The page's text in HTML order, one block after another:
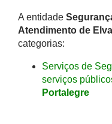
A entidade
Atendimento de
categorias:
Serviços de
serviços
Portalegre